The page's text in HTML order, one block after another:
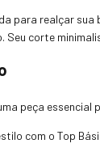
para realçar
corte
peça
com o Top